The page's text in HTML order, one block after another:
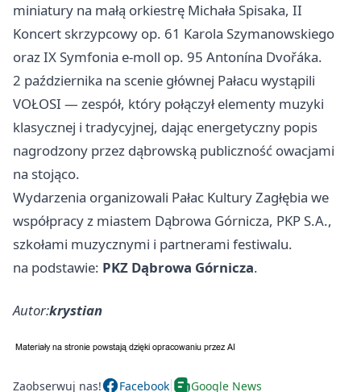
miniatury na małą orkiestrę Michała Spisaka, II
Koncert skrzypcowy op. 61 Karola Szymanowskiego
oraz IX Symfonia e‑moll op. 95 Antonína Dvořáka.
2 października na scenie głównej Pałacu wystąpili
VOŁOSI — zespół, który połączył elementy muzyki
klasycznej i tradycyjnej, dając energetyczny popis
nagrodzony przez dąbrowską publiczność owacjami
na stojąco.
Wydarzenia organizowali Pałac Kultury Zagłębia we
współpracy z miastem Dąbrowa Górnicza, PKP S.A.,
szkołami muzycznymi i partnerami festiwalu.
na podstawie: PKZ Dąbrowa Górnicza.
Autor:krystian
Zaobserwuj nas! Facebook Google News